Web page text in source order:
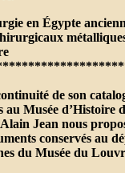
en Égypte
de son
au Musée d’Histoire
Jean nous
conservés au
du Musée du